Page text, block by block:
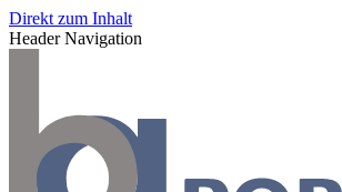
Direkt zum Inhalt
Header Navigation